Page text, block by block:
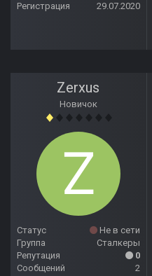
Регистрация
29.07.2020
Zerxus
Новичок
Статус
Не в сети
Группа
Сталкеры
Репутация
0
Сообщений
2